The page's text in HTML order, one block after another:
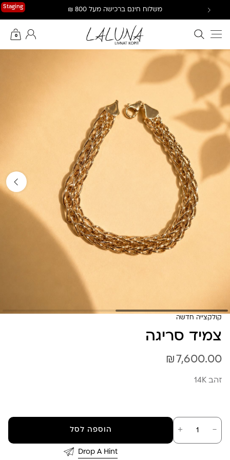
Staging משלוח חינם ברכישה מעל 800 ₪
חיפוש באתר
0
החשבון שלי
קולקצייה חדשה
צמיד סריגה
₪ 7,600.00
זהב 14K
－
כמות
של
צמיד
＋ הוספה לסל
Drop A Hint